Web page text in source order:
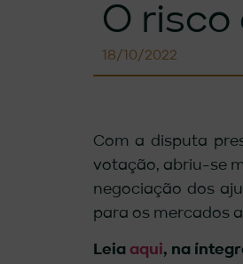
O
18/10/2022
Com a disputa
votação, abriu-se
negociação dos
para os mercados
Leia aqui, na